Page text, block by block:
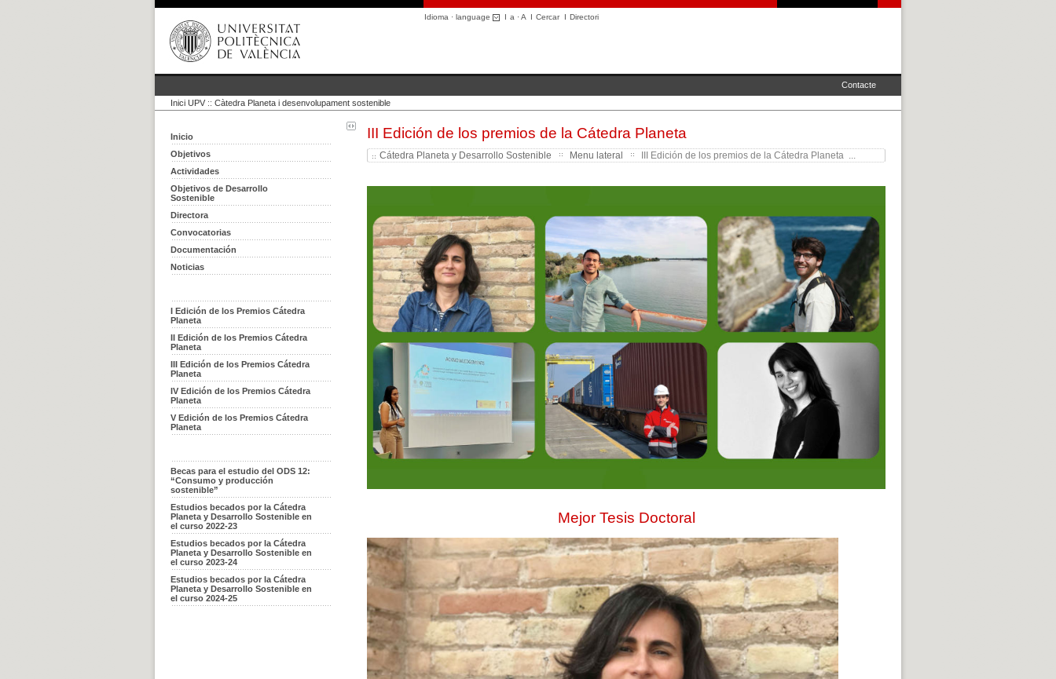
Idioma · language I a ·A I CercarI Directori
Contacte
Inici UPV :: Càtedra Planeta i desenvolupament sostenible
Inicio
Objetivos
Actividades
Objetivos de Desarrollo
Sostenible
Directora
Convocatorias
Documentación
Noticias
I Edición de los Premios Cátedra
Planeta
II Edición de los Premios Cátedra
Planeta
III Edición de los Premios Cátedra
Planeta
IV Edición de los Premios Cátedra
Planeta
V Edición de los Premios Cátedra
Planeta
Becas para el estudio del ODS 12:
“Consumo y producción
sostenible”
Estudios becados por la Cátedra
Planeta y Desarrollo Sostenible en
el curso 2022-23
Estudios becados por la Cátedra
Planeta y Desarrollo Sostenible en
el curso 2023-24
Estudios becados por la Cátedra
Planeta y Desarrollo Sostenible en
el curso 2024-25
III Edición de los premios de la Cátedra Planeta
Cátedra Planeta y Desarrollo Sostenible Menu lateral III Edición de los premios de la Cátedra Planeta ...
Mejor Tesis Doctoral